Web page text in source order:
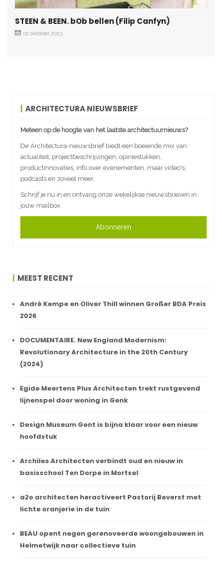
STEEN & BEEN. bOb bellen (Filip Canfyn)
01 oktober 2023
ARCHITECTURA NIEUWSBRIEF
Meteen op de hoogte van het laatste architectuurnieuws?
De Architectura-nieuwsbrief biedt een boeiende mix van
actualiteit, projectbeschrijvingen, opiniestukken,
productinnovaties, info over evenementen, maar video's,
podcasts en zoveel meer.
Schrijf je nu in en ontvang onze wekelijkse nieuwsbrieven in
jouw mailbox.
Abonneren
MEEST RECENT
André Kempe en Oliver Thill winnen Großer BDA Preis
2026
DOCUMENTAIRE. New England Modernism:
Revolutionary Architecture in the 20th Century
(2024)
Egide Meertens Plus Architecten trekt rustgevend
lijnenspel door woning in Genk
Design Museum Gent is bijna klaar voor een nieuw
hoofdstuk
Archiles Architecten verbindt oud en nieuw in
basisschool Ten Dorpe in Mortsel
a2o architecten heractiveert Pastorij Beverst met
lichte oranjerie in de tuin
BEAU opent negen gerenoveerde woongebouwen in
Helmetwijk naar collectieve tuin